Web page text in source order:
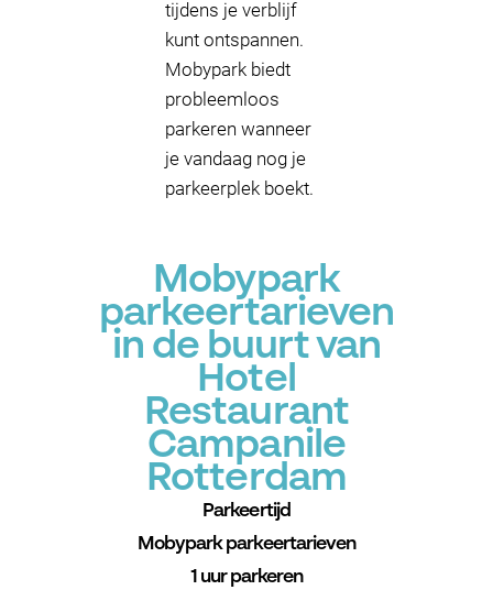
tijdens je verblijf
kunt ontspannen.
Mobypark biedt
probleemloos
parkeren wanneer
je vandaag nog je
parkeerplek boekt.
Mobypark
parkeertarieven
in de buurt van
Hotel
Restaurant
Campanile
Rotterdam
Parkeertijd
Mobypark parkeertarieven
1 uur parkeren